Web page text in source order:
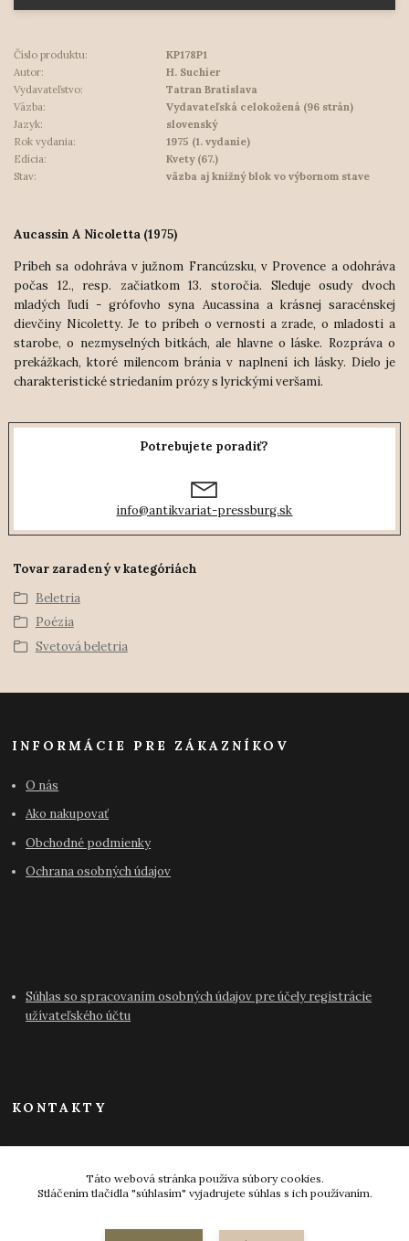
Číslo produktu:
KP178P1
Autor:
H. Suchier
Vydavateľstvo:
Tatran Bratislava
Väzba:
Vydavateľská celokožená (96 strán)
Jazyk:
slovenský
Rok vydania:
1975 (1. vydanie)
Edícia:
Kvety (67.)
Stav:
väzba aj knižný blok vo výbornom stave
Aucassin A Nicoletta (1975)
Príbeh sa odohráva v južnom Francúzsku, v Provence a odohráva
počas 12., resp. začiatkom 13. storočia. Sleduje osudy dvoch
mladých ľudí - grófovho syna Aucassina a krásnej saracénskej
dievčiny Nicoletty. Je to príbeh o vernosti a zrade, o mladosti a
starobe, o nezmyselných bitkách, ale hlavne o láske. Rozpráva o
prekážkach, ktoré milencom bránia v naplnení ich lásky. Dielo je
charakteristické striedaním prózy s lyrickými veršami.
Potrebujete poradiť?
info@antikvariat-pressburg.sk
Tovar zaradený v kategóriách
Beletria
Poézia
Svetová beletria
INFORMÁCIE PRE ZÁKAZNÍKOV
O nás
Ako nakupovať
Obchodné podmienky
Ochrana osobných údajov
Súhlas so spracovaním osobných údajov pre účely registrácie
užívateľského účtu
KONTAKTY
Táto webová stránka používa súbory cookies.
Stláčením tlačidla "súhlasím" vyjadrujete súhlas s ich používaním.